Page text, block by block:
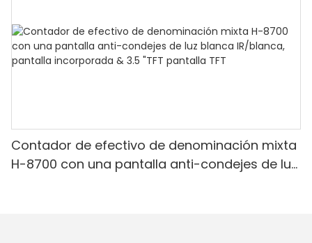
Contador de efectivo de denominación mixta
H-8700 con una pantalla anti-condejes de luz